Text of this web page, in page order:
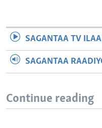
SAGANTAA TV
SAGANTAA
Continue reading